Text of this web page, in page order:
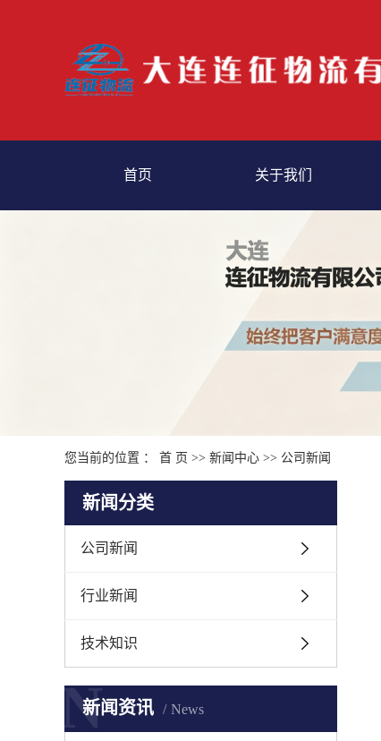
首页 关于我们
您当前的位置 ： 首 页 >> 新闻中心 >> 公司新闻
新闻分类
公司新闻
行业新闻
技术知识
新闻资讯 News
N